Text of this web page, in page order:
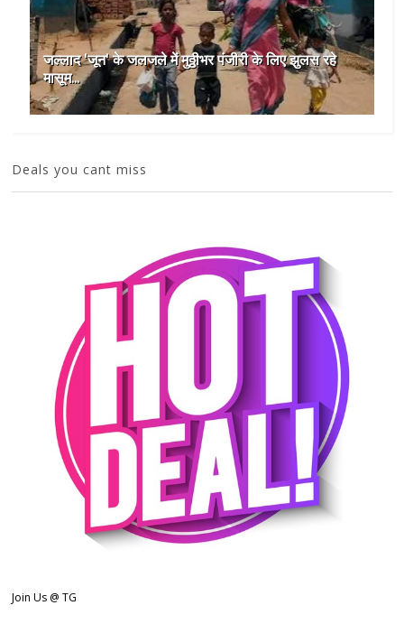
जल्लाद 'जून' के जलजले में मुठ्ठीभर पंजीरी के लिए झुलस रहे
मासूम...
Deals you cant miss
Join Us @ TG